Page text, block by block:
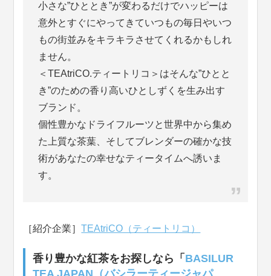
小さな”ひととき”が変わるだけでハッピーは
意外とすぐにやってきていつもの毎日やいつ
もの街並みをキラキラさせてくれるかもしれ
ません。
＜TEAtriCO.ティートリコ＞はそんな”ひとと
き”のための香り高いひとしずくを生み出す
ブランド。
個性豊かなドライフルーツと世界中から集め
た上質な茶葉、そしてブレンダーの確かな技
術があなたの幸せなティータイムへ誘いま
す。
［紹介企業］TEAtriCO（ティートリコ）
香り豊かな紅茶をお探しなら「 BASILUR
TEA JAPAN（バシラーティージャパ